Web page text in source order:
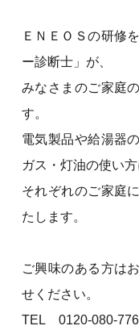
ＥＮＥＯＳの研修
ー診断士」が、
みなさまのご家庭
す。
電気製品や給湯器
ガス・灯油の使い
それぞれのご家庭
たします。
ご興味のある方は
せください。
TEL 0120-080-